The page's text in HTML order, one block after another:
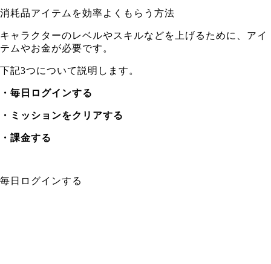
消耗品アイテムを効率よくもらう方法
キャラクターのレベルやスキルなどを上げるために、アイ
テムやお金が必要です。
下記3つについて説明します。
・毎日ログインする
・ミッションをクリアする
・課金する
毎日ログインする